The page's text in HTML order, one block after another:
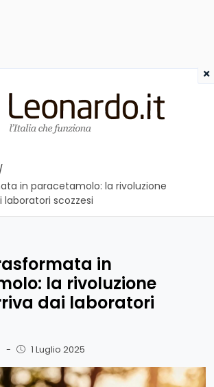
in paracetamolo: la rivoluzione
scozzesi
in
la rivoluzione
dai laboratori
- 1 Luglio 2025
×